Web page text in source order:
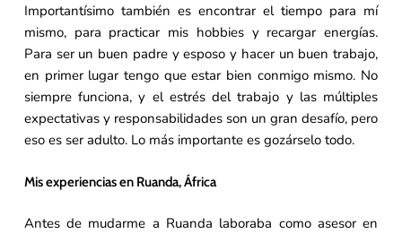
Importantísimo también es encontrar el tiempo para mí
mismo, para practicar mis hobbies y recargar energías.
Para ser un buen padre y esposo y hacer un buen trabajo,
en primer lugar tengo que estar bien conmigo mismo. No
siempre funciona, y el estrés del trabajo y las múltiples
expectativas y responsabilidades son un gran desafío, pero
eso es ser adulto. Lo más importante es gozárselo todo.
Mis experiencias en Ruanda, África
Antes de mudarme a Ruanda laboraba como asesor en